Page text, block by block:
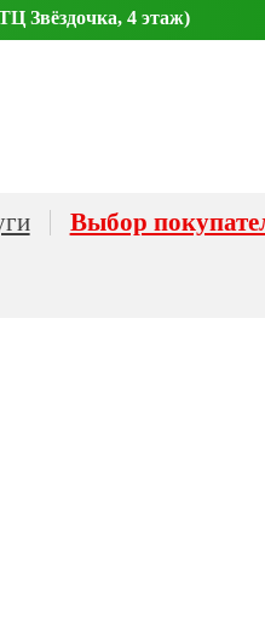
Звёздочка, 4 этаж)
Выбор